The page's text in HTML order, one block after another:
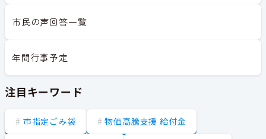
市民の声回答一覧
年間行事予定
注目キーワード
市指定ごみ袋 物価高騰支援 給付金